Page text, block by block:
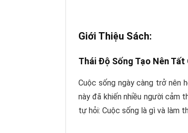
Giới Thiệu Sách:
Thái Độ Sống Tạo Nên Tất
Cuộc sống ngày càng trở nên
này đã khiến nhiều người cảm
tự hỏi: Cuộc sống là gì và làm